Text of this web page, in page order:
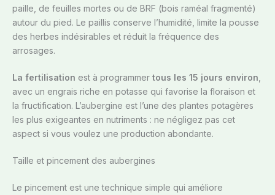
paille, de feuilles mortes ou de BRF (bois raméal fragmenté)
autour du pied. Le paillis conserve l’humidité, limite la pousse
des herbes indésirables et réduit la fréquence des
arrosages.
La fertilisation est à programmer tous les 15 jours environ
avec un engrais riche en potasse qui favorise la floraison et
la fructification. L’aubergine est l’une des plantes potagères
les plus exigeantes en nutriments : ne négligez pas cet
aspect si vous voulez une production abondante.
Taille et pincement des aubergines
Le pincement est une technique simple qui améliore